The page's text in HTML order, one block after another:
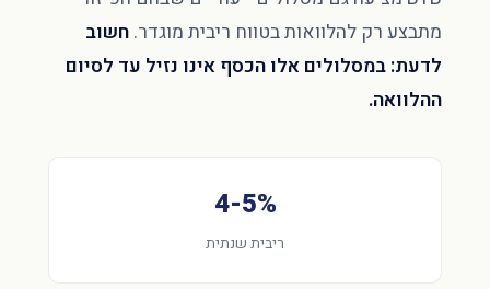
מתבצע רק להלוואות בטווח ריבית מוגדר. חשוב
לדעת: במסלולים אלו הכסף אינו נזיל עד לסיום
ההלוואה.
4-5%
ריבית שנתית